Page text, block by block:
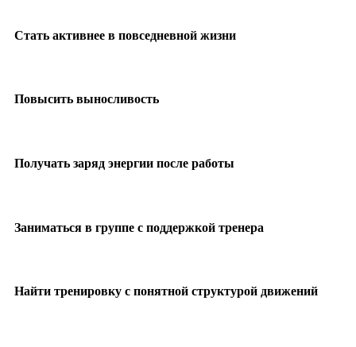
Стать активнее в повседневной жизни
Повысить выносливость
Получать заряд энергии после работы
Заниматься в группе с поддержкой тренера
Найти тренировку с понятной структурой движений